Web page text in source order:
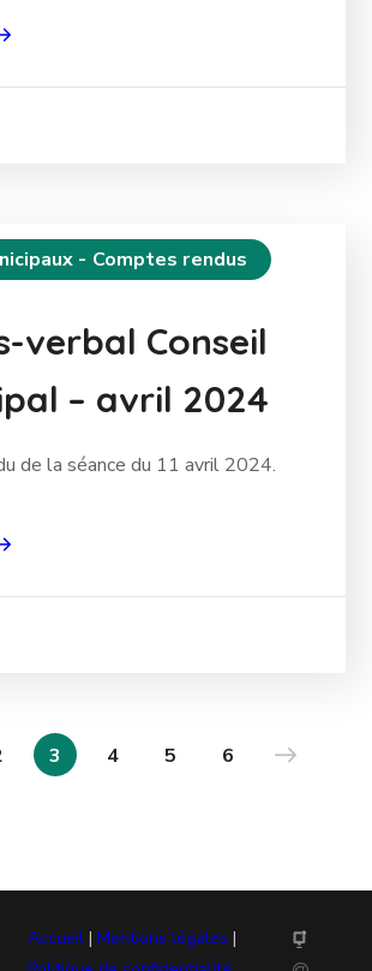
- Comptes rendus
verbal Conseil
– avril 2024
de la séance du 11 avril 2024.
3 4 5 6
Accueil |Mentions légales |